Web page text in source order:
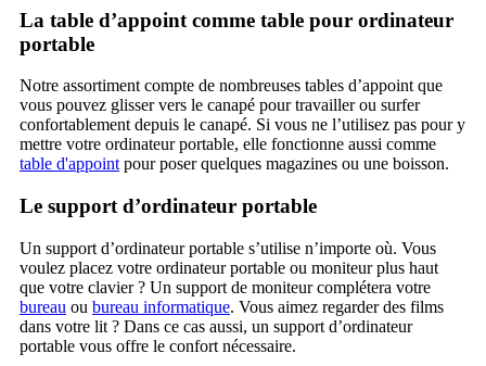
La table d’appoint comme table pour ordinateur
portable
Notre assortiment compte de nombreuses tables d’appoint que
vous pouvez glisser vers le canapé pour travailler ou surfer
confortablement depuis le canapé. Si vous ne l’utilisez pas pour y
mettre votre ordinateur portable, elle fonctionne aussi comme
table d'appointpour poser quelques magazines ou une boisson.
Le support d’ordinateur portable
Un support d’ordinateur portable s’utilise n’importe où. Vous
voulez placez votre ordinateur portable ou moniteur plus haut
que votre clavier ? Un support de moniteur complétera votre
bureau ou bureau informatique. Vous aimez regarder des films
dans votre lit ? Dans ce cas aussi, un support d’ordinateur
portable vous offre le confort nécessaire.